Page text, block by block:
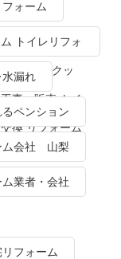
ォーム
トイレリフォ
ーム ＩＨクッ
事・販売 トイ
換 リフォーム
水漏れ
ペンション
ム会社 山梨
ム業者・会社
フォーム